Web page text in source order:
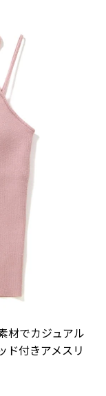
材でカジュアル
ド付きアメスリ